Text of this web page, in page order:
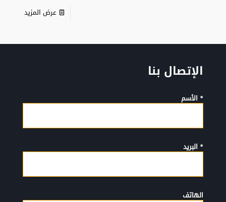
عرض المزيد
الإتصال بنا
* الأسم
* البريد
الهاتف